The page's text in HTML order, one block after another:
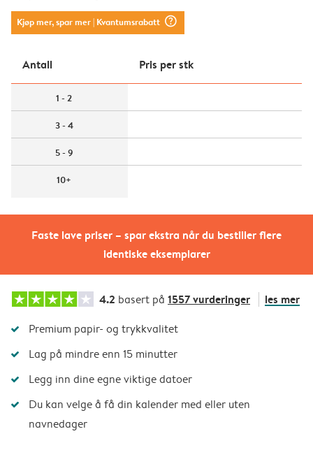
Faste lave priser – spar ekstra når du bestiller flere
identiske eksemplarer
Kjøp mer, spar mer| Kvantumsrabatt question_mark_circle
Antall Pris per stk
1 - 2
3 - 4
5 - 9
10+
4.2 basert på 1557 vurderinger les mer
Premium papir- og trykkvalitet
Lag på mindre enn 15 minutter
Legg inn dine egne viktige datoer
Du kan velge å få din kalender med eller uten
navnedager